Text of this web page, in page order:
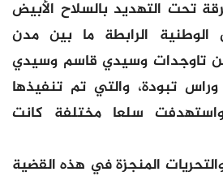
تحت التهديد بالسلاح الأبيض
الرابطة ما بين مدن
تاوجدات وسيدي قاسم وسيدي
تبودة، والتي تم تنفيذها
سلعا مختلفة كانت
المنجزة في هذه القضية